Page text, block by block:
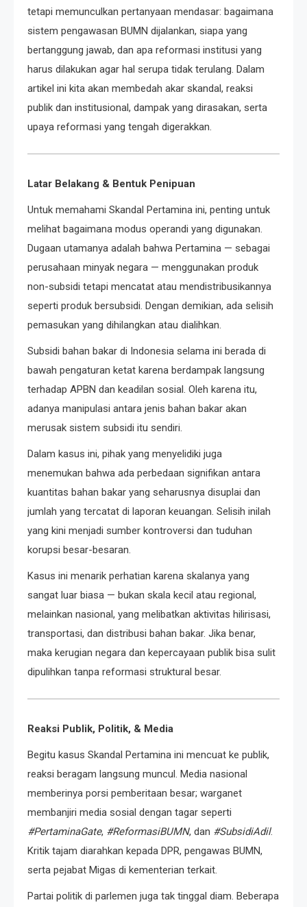
tetapi memunculkan pertanyaan mendasar: bagaimana
sistem pengawasan BUMN dijalankan, siapa yang
bertanggung jawab, dan apa reformasi institusi yang
harus dilakukan agar hal serupa tidak terulang. Dalam
artikel ini kita akan membedah akar skandal, reaksi
publik dan institusional, dampak yang dirasakan, serta
upaya reformasi yang tengah digerakkan.
Latar Belakang & Bentuk Penipuan
Untuk memahami Skandal Pertamina ini, penting untuk
melihat bagaimana modus operandi yang digunakan.
Dugaan utamanya adalah bahwa Pertamina — sebagai
perusahaan minyak negara — menggunakan produk
non-subsidi tetapi mencatat atau mendistribusikannya
seperti produk bersubsidi. Dengan demikian, ada selisih
pemasukan yang dihilangkan atau dialihkan.
Subsidi bahan bakar di Indonesia selama ini berada di
bawah pengaturan ketat karena berdampak langsung
terhadap APBN dan keadilan sosial. Oleh karena itu,
adanya manipulasi antara jenis bahan bakar akan
merusak sistem subsidi itu sendiri.
Dalam kasus ini, pihak yang menyelidiki juga
menemukan bahwa ada perbedaan signifikan antara
kuantitas bahan bakar yang seharusnya disuplai dan
jumlah yang tercatat di laporan keuangan. Selisih inilah
yang kini menjadi sumber kontroversi dan tuduhan
korupsi besar-besaran.
Kasus ini menarik perhatian karena skalanya yang
sangat luar biasa — bukan skala kecil atau regional,
melainkan nasional, yang melibatkan aktivitas hilirisasi,
transportasi, dan distribusi bahan bakar. Jika benar,
maka kerugian negara dan kepercayaan publik bisa sulit
dipulihkan tanpa reformasi struktural besar.
Reaksi Publik, Politik, & Media
Begitu kasus Skandal Pertamina ini mencuat ke publik,
reaksi beragam langsung muncul. Media nasional
memberinya porsi pemberitaan besar; warganet
membanjiri media sosial dengan tagar seperti
#PertaminaGate, #ReformasiBUMN, dan #SubsidiAdil.
Kritik tajam diarahkan kepada DPR, pengawas BUMN,
serta pejabat Migas di kementerian terkait.
Partai politik di parlemen juga tak tinggal diam. Beberapa